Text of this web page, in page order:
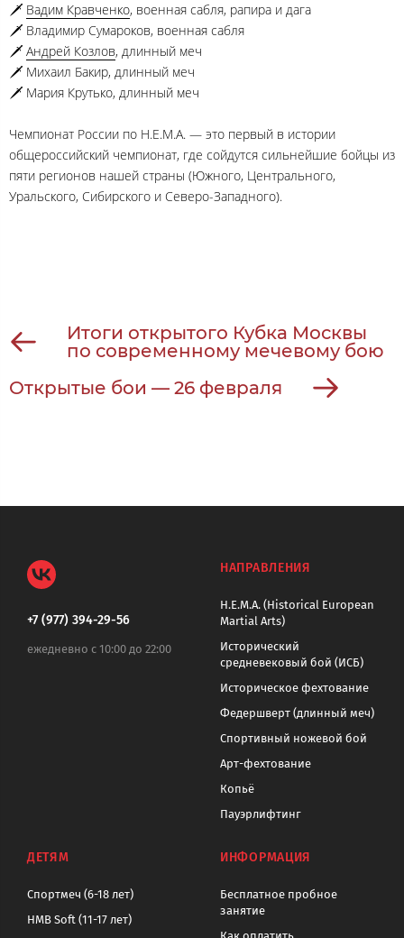
🗡 Вадим Кравченко, военная сабля, рапира и дага
🗡 Владимир Сумароков, военная сабля
🗡 Андрей Козлов, длинный меч
🗡 Михаил Бакир, длинный меч
🗡 Мария Крутько, длинный меч
Чемпионат России по H.E.M.A. — это первый в истории
общероссийский чемпионат, где сойдутся сильнейшие бойцы из
пяти регионов нашей страны (Южного, Центрального,
Уральского, Сибирского и Северо-Западного).
Итоги открытого Кубка Москвы
по современному мечевому бою
Открытые бои — 26 февраля
+7 (977) 394-29-56
ежедневно с 10:00 до 22:00
НАПРАВЛЕНИЯ
H.E.M.A. (Historical European
Martial Arts)
Исторический
средневековый бой (ИСБ)
Историческое фехтование
Федершверт (длинный меч)
Спортивный ножевой бой
Арт-фехтование
Копьё
Пауэрлифтинг
ДЕТЯМ
Спортмеч (6-18 лет)
HMB Soft (11-17 лет)
ИНФОРМАЦИЯ
Бесплатное пробное
занятие